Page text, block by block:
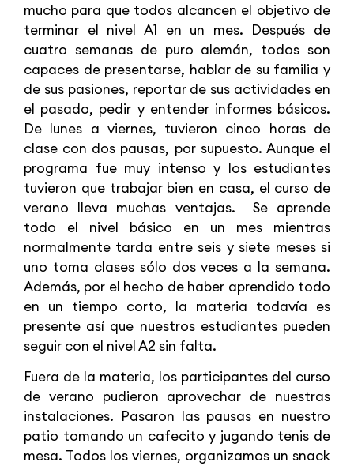
mucho para que todos alcancen el objetivo de
terminar el nivel A1 en un mes. Después de
cuatro semanas de puro alemán, todos son
capaces de presentarse, hablar de su familia y
de sus pasiones, reportar de sus actividades en
el pasado, pedir y entender informes básicos.
De lunes a viernes, tuvieron cinco horas de
clase con dos pausas, por supuesto. Aunque el
programa fue muy intenso y los estudiantes
tuvieron que trabajar bien en casa, el curso de
verano lleva muchas ventajas. Se aprende
todo el nivel básico en un mes mientras
normalmente tarda entre seis y siete meses si
uno toma clases sólo dos veces a la semana.
Además, por el hecho de haber aprendido todo
en un tiempo corto, la materia todavía es
presente así que nuestros estudiantes pueden
seguir con el nivel A2 sin falta.
Fuera de la materia, los participantes del curso
de verano pudieron aprovechar de nuestras
instalaciones. Pasaron las pausas en nuestro
patio tomando un cafecito y jugando tenis de
mesa. Todos los viernes, organizamos un snack